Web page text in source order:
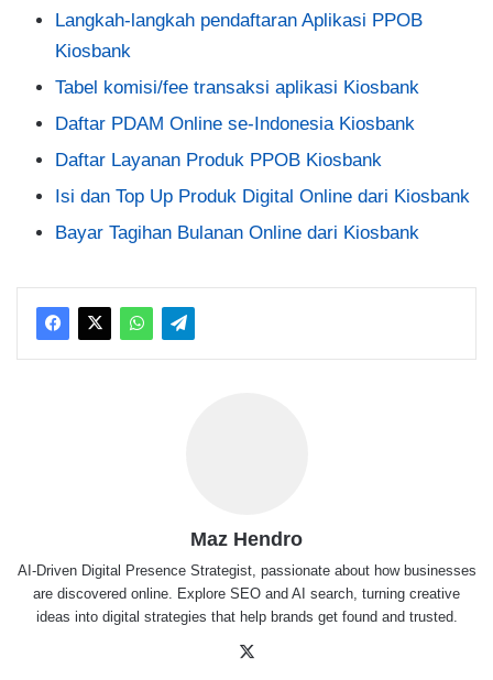
Langkah-langkah pendaftaran Aplikasi PPOB
Kiosbank
Tabel komisi/fee transaksi aplikasi Kiosbank
Daftar PDAM Online se-Indonesia Kiosbank
Daftar Layanan Produk PPOB Kiosbank
Isi dan Top Up Produk Digital Online dari Kiosbank
Bayar Tagihan Bulanan Online dari Kiosbank
Maz Hendro
AI-Driven Digital Presence Strategist, passionate about how businesses
are discovered online. Explore SEO and AI search, turning creative
ideas into digital strategies that help brands get found and trusted.